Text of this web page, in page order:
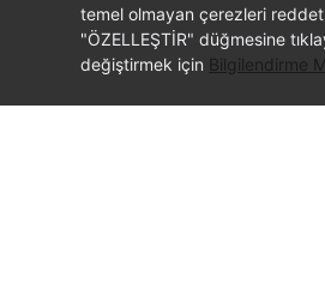
temel olmayan çerezleri
"ÖZELLEŞTİR" düğmesine
değiştirmek için Bilgilendirme